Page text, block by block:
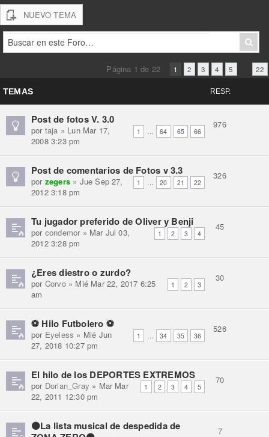
NUEVO TEMA
Página 1 de 22 1 2 3 4 5 22
TEMAS RESP.
Post de fotos V. 3.0
1 ... 64 65 66
por taja » Lun Mar 17,
2008 3:23 pm
976
Post de comentarios de Fotos v 3.3
1 ... 20 21 22
por zegers» Jue Sep 27,
2012 3:18 pm
326
Tu jugador preferido de Oliver y Benji
1 2 3 4
por condemor » Mar Jul 03,
2012 3:28 pm
45
¿Eres diestro o zurdo?
1 2 3
por Corvo» Mié Mar 22, 2017 6:25
am
30
⚽ Hilo Futbolero ⚽
1 ... 34 35 36
por Eyeless » Mié Jun
27, 2018 10:27 pm
526
El hilo de los DEPORTES EXTREMOS
1 2 3 4 5
por Dorian_Gray » Mar Mar
22, 2011 12:30 pm
70
⚫La lista musical de despedida de
7